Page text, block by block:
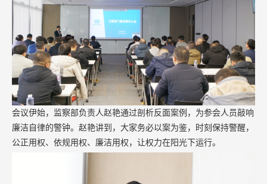
会议伊始，监察部负责人赵艳通过剖析反面案例，为参会人员敲响
廉洁自律的警钟。赵艳讲到，大家务必以案为鉴，时刻保持警醒，
公正用权、依规用权、廉洁用权，让权力在阳光下运行。